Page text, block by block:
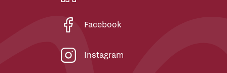
Facebook
Instagram